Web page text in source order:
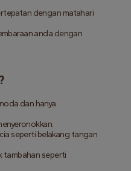
dengan matahari
anda dengan
dan hanya
seperti belakang tangan
tambahan seperti